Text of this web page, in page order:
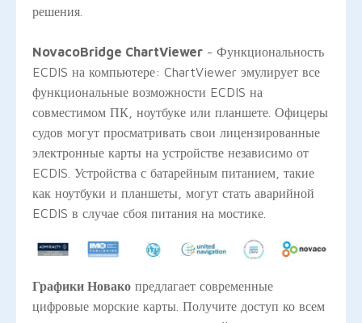
решения.
NovacoBridge ChartViewer - Функциональность
ECDIS на компьютере: ChartViewer эмулирует все
функциональные возможности ECDIS на
совместимом ПК, ноутбуке или планшете. Офицеры
судов могут просматривать свои лицензированные
электронные карты на устройстве независимо от
ECDIS. Устройства с батарейным питанием, такие
как ноутбуки и планшеты, могут стать аварийной
ECDIS в случае сбоя питания на мостике.
Графики Новако предлагает современные
цифровые морские карты. Получите доступ ко всем